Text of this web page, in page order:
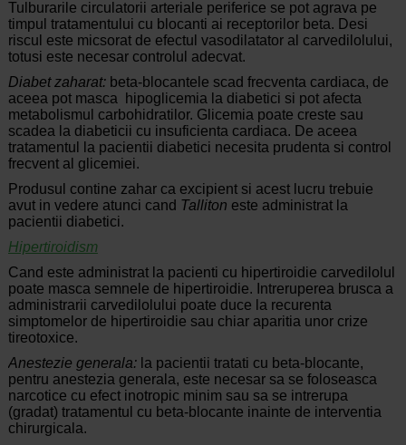
Tulburarile circulatorii arteriale periferice se pot agrava pe
timpul tratamentului cu blocanti ai receptorilor beta. Desi
riscul este micsorat de efectul vasodilatator al carvedilolului,
totusi este necesar controlul adecvat.
Diabet zaharat: beta-blocantele scad frecventa cardiaca, de
aceea pot masca hipoglicemia la diabetici si pot afecta
metabolismul carbohidratilor. Glicemia poate creste sau
scadea la diabeticii cu insuficienta cardiaca. De aceea
tratamentul la pacientii diabetici necesita prudenta si control
frecvent al glicemiei.
Produsul contine zahar ca excipient si acest lucru trebuie
avut in vedere atunci cand Talliton este administrat la
pacientii diabetici.
Hipertiroidism
Cand este administrat la pacienti cu hipertiroidie carvedilolul
poate masca semnele de hipertiroidie. Intreruperea brusca a
administrarii carvedilolului poate duce la recurenta
simptomelor de hipertiroidie sau chiar aparitia unor crize
tireotoxice.
Anestezie generala: la pacientii tratati cu beta-blocante,
pentru anestezia generala, este necesar sa se foloseasca
narcotice cu efect inotropic minim sau sa se intrerupa
(gradat) tratamentul cu beta-blocante inainte de interventia
chirurgicala.